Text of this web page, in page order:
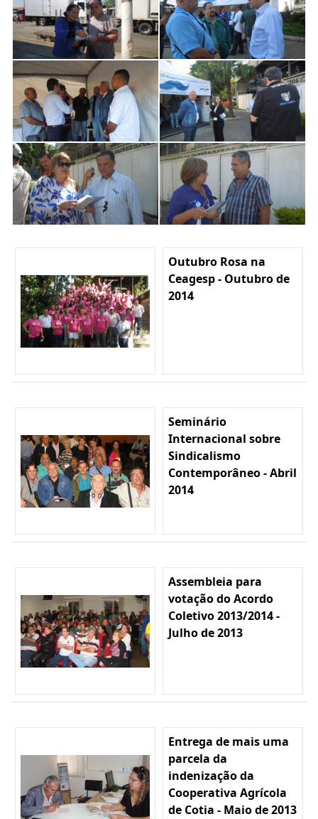
Outubro Rosa na
Ceagesp - Outubro de
2014
Seminário
Internacional sobre
Sindicalismo
Contemporâneo - Abril
2014
Assembleia para
votação do Acordo
Coletivo 2013/2014 -
Julho de 2013
Entrega de mais uma
parcela da
indenização da
Cooperativa Agrícola
de Cotia - Maio de 2013